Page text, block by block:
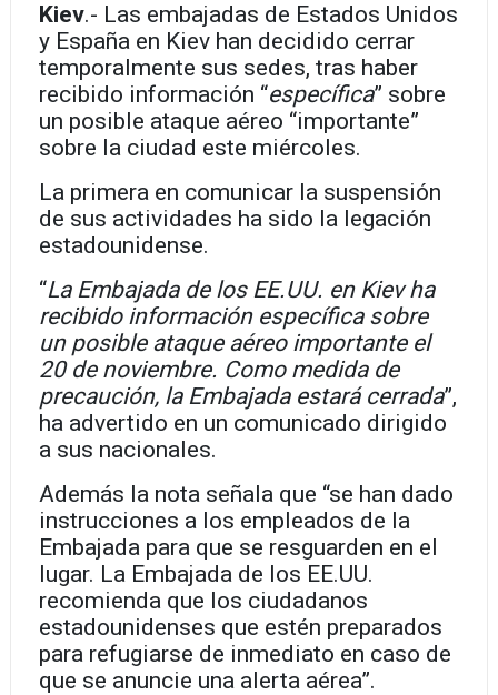
Kiev.- Las embajadas de Estados Unidos
y España en Kiev han decidido cerrar
temporalmente sus sedes, tras haber
recibido información “específica” sobre
un posible ataque aéreo “importante”
sobre la ciudad este miércoles.
La primera en comunicar la suspensión
de sus actividades ha sido la legación
estadounidense.
“La Embajada de los EE.UU. en Kiev ha
recibido información específica sobre
un posible ataque aéreo importante el
20 de noviembre. Como medida de
precaución, la Embajada estará cerrada”,
ha advertido en un comunicado dirigido
a sus nacionales.
Además la nota señala que “se han dado
instrucciones a los empleados de la
Embajada para que se resguarden en el
lugar. La Embajada de los EE.UU.
recomienda que los ciudadanos
estadounidenses que estén preparados
para refugiarse de inmediato en caso de
que se anuncie una alerta aérea”.